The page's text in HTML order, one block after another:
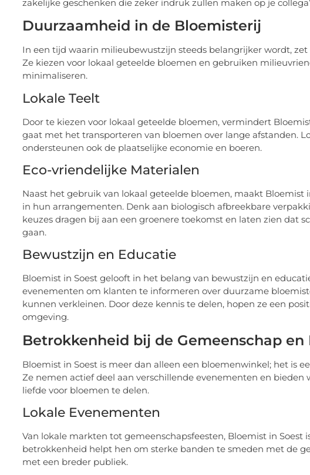
zakelijke geschenken die zeker indruk zullen maken op je
Duurzaamheid in de Bloemisterij
In een tijd waarin milieubewustzijn steeds belangrijker wordt,
Ze kiezen voor lokaal geteelde bloemen en gebruiken
minimaliseren.
Lokale Teelt
Door te kiezen voor lokaal geteelde bloemen, vermindert
gaat met het transporteren van bloemen over lange afstanden.
ondersteunen ook de plaatselijke economie en boeren.
Eco-vriendelijke Materialen
Naast het gebruik van lokaal geteelde bloemen, maakt
in hun arrangementen. Denk aan biologisch afbreekbare
keuzes dragen bij aan een groenere toekomst en laten zien dat
gaan.
Bewustzijn en Educatie
Bloemist in Soest gelooft in het belang van bewustzijn en
evenementen om klanten te informeren over duurzame
kunnen verkleinen. Door deze kennis te delen, hopen ze een
omgeving.
Betrokkenheid bij de Gemeenschap en
Bloemist in Soest is meer dan alleen een bloemenwinkel; het is
Ze nemen actief deel aan verschillende evenementen en
liefde voor bloemen te delen.
Lokale Evenementen
Van lokale markten tot gemeenschapsfeesten, Bloemist in
betrokkenheid helpt hen om sterke banden te smeden met de
met een breder publiek.